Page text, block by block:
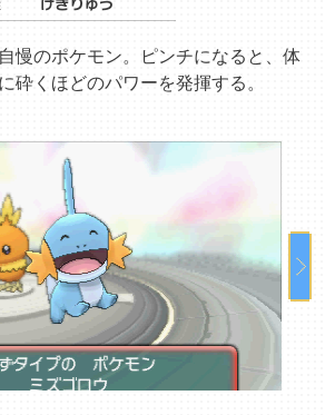
慢のポケモン。ピンチになると、体
砕くほどのパワーを発揮する。